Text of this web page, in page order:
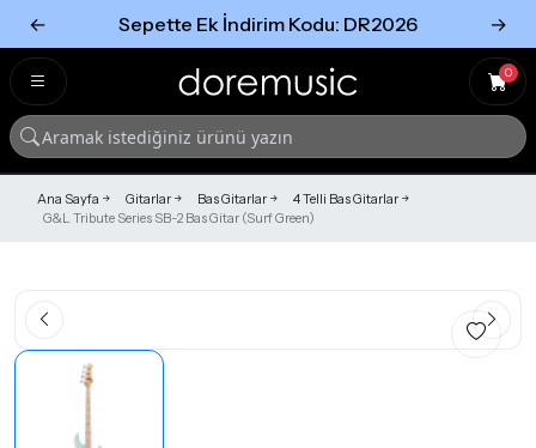
← Sepette Ek İndirim Kodu: DR2026 →
0
Ana Sayfa Gitarlar Bas Gitarlar
4 Telli Bas Gitarlar
G&L Tribute Series SB-2 Bas Gitar (Surf Green)
Tümünü Gör
Tümünü gör